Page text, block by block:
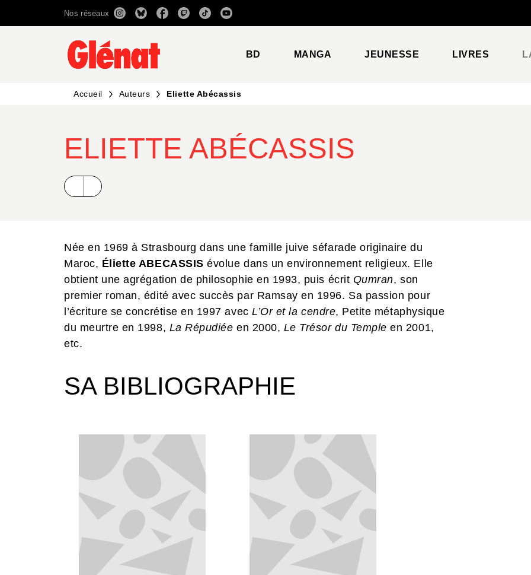
RECHERCHE CONTENU
Nos réseaux
BD MANGA JEUNESSE LIVRES
Accueil Auteurs Eliette Abécassis
ELIETTE ABÉCASSIS
Née en 1969 à Strasbourg dans une famille juive séfarade originaire du
Maroc, Éliette ABECASSIS évolue dans un environnement religieux. Elle
obtient une agrégation de philosophie en 1993, puis écrit Qumran, son
premier roman, édité avec succès par Ramsay en 1996. Sa passion pour
l’écriture se concrétise en 1997 avecL’Or et la cendre, Petite métaphysique
du meurtre en 1998, La Répudiée en 2000, Le Trésor du Temple en 2001,
etc.
SA BIBLIOGRAPHIE